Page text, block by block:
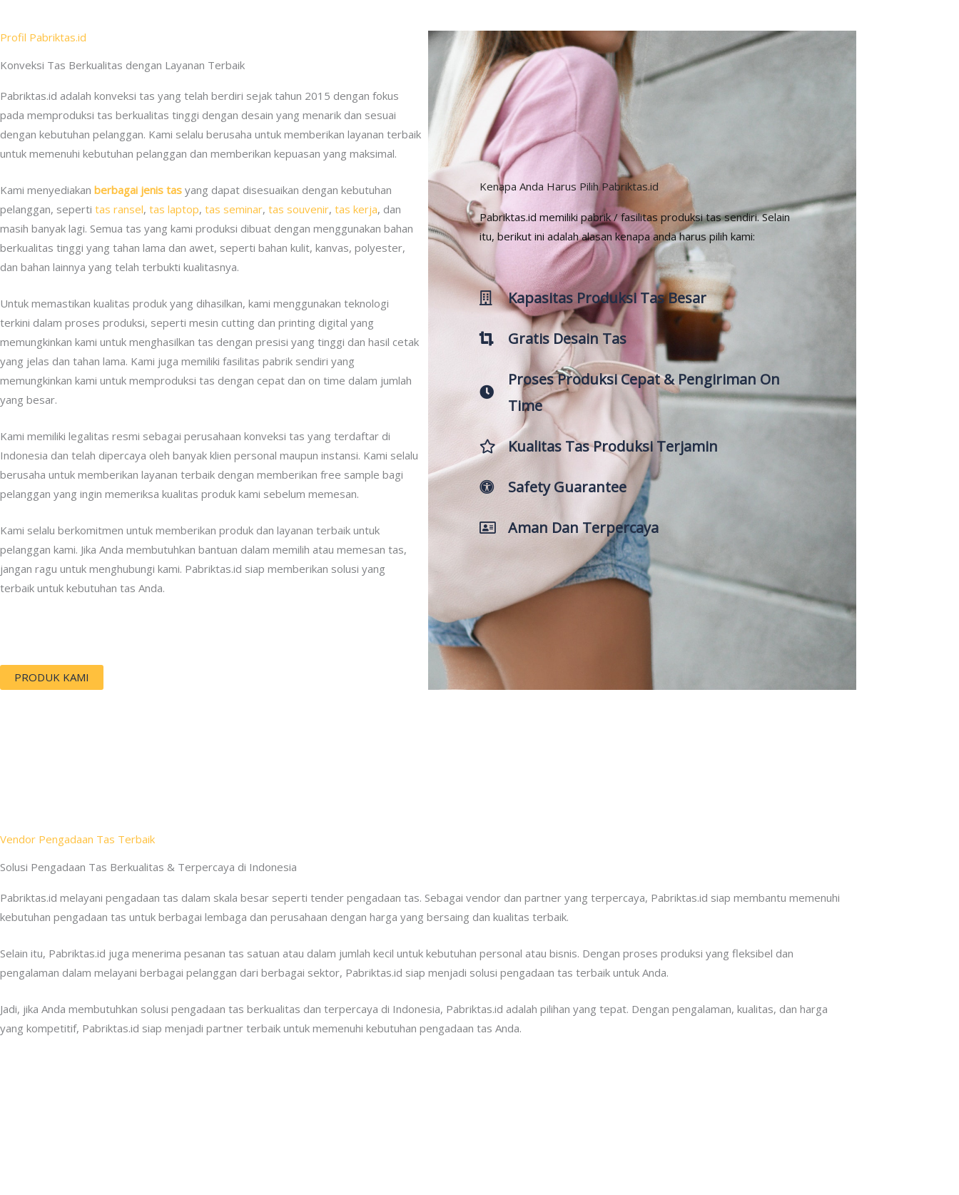
Profil Pabriktas.id
Konveksi Tas Berkualitas dengan Layanan Terbaik
Pabriktas.id adalah konveksi tas yang telah berdiri sejak tahun 2015 dengan fokus
pada memproduksi tas berkualitas tinggi dengan desain yang menarik dan sesuai
dengan kebutuhan pelanggan. Kami selalu berusaha untuk memberikan layanan terbaik
untuk memenuhi kebutuhan pelanggan dan memberikan kepuasan yang maksimal.
Kami menyediakan berbagai jenis tas yang dapat disesuaikan dengan kebutuhan
pelanggan, seperti tas ransel, tas laptop, tas seminar, tas souvenir, tas kerja, dan
masih banyak lagi. Semua tas yang kami produksi dibuat dengan menggunakan bahan
berkualitas tinggi yang tahan lama dan awet, seperti bahan kulit, kanvas, polyester,
dan bahan lainnya yang telah terbukti kualitasnya.
Untuk memastikan kualitas produk yang dihasilkan, kami menggunakan teknologi
terkini dalam proses produksi, seperti mesin cutting dan printing digital yang
memungkinkan kami untuk menghasilkan tas dengan presisi yang tinggi dan hasil cetak
yang jelas dan tahan lama. Kami juga memiliki fasilitas pabrik sendiri yang
memungkinkan kami untuk memproduksi tas dengan cepat dan on time dalam jumlah
yang besar.
Kami memiliki legalitas resmi sebagai perusahaan konveksi tas yang terdaftar di
Indonesia dan telah dipercaya oleh banyak klien personal maupun instansi. Kami selalu
berusaha untuk memberikan layanan terbaik dengan memberikan free sample bagi
pelanggan yang ingin memeriksa kualitas produk kami sebelum memesan.
Kami selalu berkomitmen untuk memberikan produk dan layanan terbaik untuk
pelanggan kami. Jika Anda membutuhkan bantuan dalam memilih atau memesan tas,
jangan ragu untuk menghubungi kami. Pabriktas.id siap memberikan solusi yang
terbaik untuk kebutuhan tas Anda.
PRODUK KAMI
Kenapa Anda Harus Pilih Pabriktas.id
Pabriktas.id memiliki pabrik / fasilitas produksi tas sendiri. Selain
itu, berikut ini adalah alasan kenapa anda harus pilih kami:
Kapasitas Produksi Tas Besar
Gratis Desain Tas
Proses Produksi Cepat & Pengiriman On
Time
Kualitas Tas Produksi Terjamin
Safety Guarantee
Aman Dan Terpercaya
Vendor Pengadaan Tas Terbaik
Solusi Pengadaan Tas Berkualitas & Terpercaya di Indonesia
Pabriktas.id melayani pengadaan tas dalam skala besar seperti tender pengadaan tas. Sebagai vendor dan partner yang terpercaya, Pabriktas.id siap membantu memenuhi
kebutuhan pengadaan tas untuk berbagai lembaga dan perusahaan dengan harga yang bersaing dan kualitas terbaik.
Selain itu, Pabriktas.id juga menerima pesanan tas satuan atau dalam jumlah kecil untuk kebutuhan personal atau bisnis. Dengan proses produksi yang fleksibel dan
pengalaman dalam melayani berbagai pelanggan dari berbagai sektor, Pabriktas.id siap menjadi solusi pengadaan tas terbaik untuk Anda.
Jadi, jika Anda membutuhkan solusi pengadaan tas berkualitas dan terpercaya di Indonesia, Pabriktas.id adalah pilihan yang tepat. Dengan pengalaman, kualitas, dan harga
yang kompetitif, Pabriktas.id siap menjadi partner terbaik untuk memenuhi kebutuhan pengadaan tas Anda.